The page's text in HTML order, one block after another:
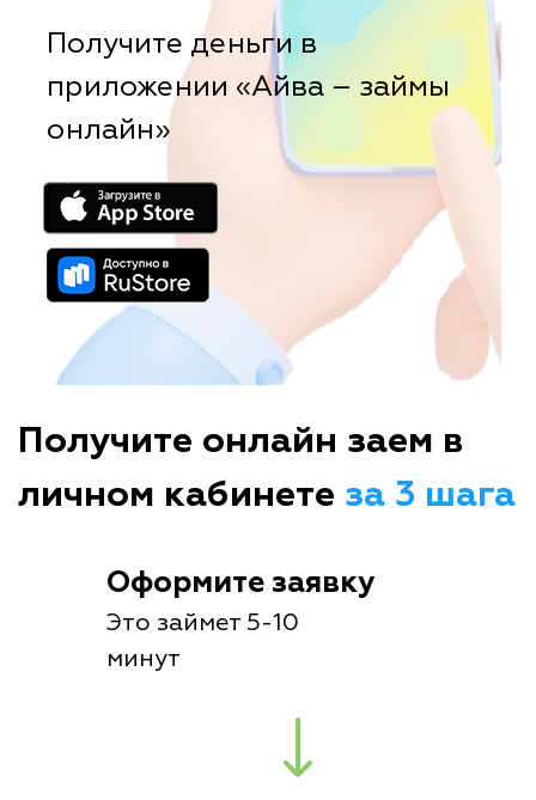
Получите деньги в
приложении «Айва – займы
онлайн»
Получите онлайн заем в
личном кабинете за 3 шага
Оформите заявку
Это займет 5-10
минут